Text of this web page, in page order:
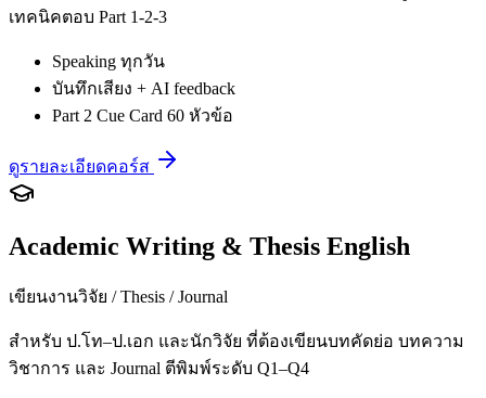
เทคนิคตอบ Part 1-2-3
Speaking ทุกวัน
บันทึกเสียง + AI feedback
Part 2 Cue Card 60 หัวข้อ
ดูรายละเอียดคอร์ส
Academic Writing & Thesis English
เขียนงานวิจัย / Thesis / Journal
สำหรับ ป.โท–ป.เอก และนักวิจัย ที่ต้องเขียนบทคัดย่อ บทความ
วิชาการ และ Journal ตีพิมพ์ระดับ Q1–Q4